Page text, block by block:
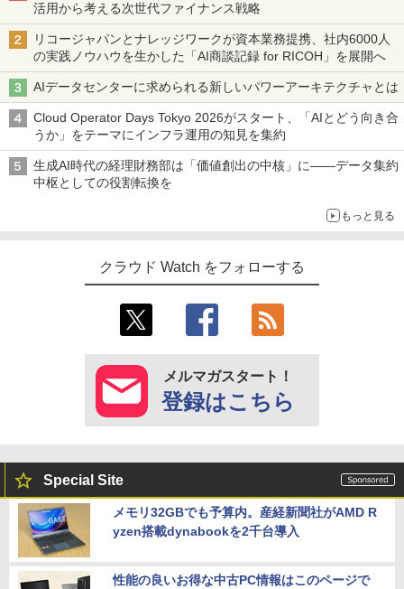
活用から考える次世代ファイナンス戦略
リコージャパンとナレッジワークが資本業務提携、社内6000人
の実践ノウハウを生かした「AI商談記録 for RICOH」を展開へ
AIデータセンターに求められる新しいパワーアーキテクチャとは
Cloud Operator Days Tokyo 2026がスタート、「AIとどう向き合
うか」をテーマにインフラ運用の知見を集約
生成AI時代の経理財務部は「価値創出の中核」に――データ集約
中枢としての役割転換を
もっと見る
クラウド Watch をフォローする
メルマガスタート！
登録はこちら
Special Site
メモリ32GBでも予算内。産経新聞社がAMD R
yzen搭載dynabookを2千台導入
性能の良いお得な中古PC情報はこのページで